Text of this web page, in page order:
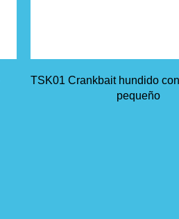
TSK01 Crankbait hundido
pequeño